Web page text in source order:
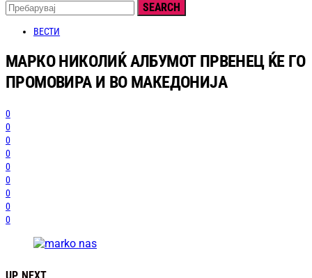
SEARCH
ВЕСТИ
МАРКО НИКОЛИЌ АЛБУМОТ ПРВЕНЕЦ ЌЕ ГО
ПРОМОВИРА И ВО МАКЕДОНИЈА
0
0
0
0
0
0
0
0
0